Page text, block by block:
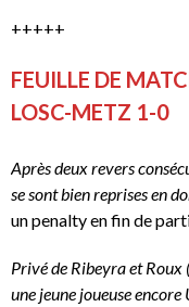
+++++
FEUILLE DE
LOSC-METZ 1-0
Après deux revers
se sont bien reprises en
un penalty en fin de
Privé de Ribeyra et Roux
une jeune joueuse encore